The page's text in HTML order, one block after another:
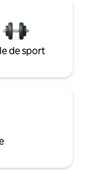
de sport